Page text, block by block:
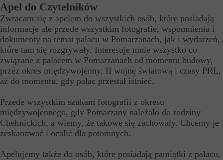
Apel do Czytelników
Zwracam się z apelem do wszystkich osób, które posiadają
informacje ale przede wszystkim fotografie, wspomnienia i
dokumenty na temat pałacu w Pomarzanach, jak i wydarzeń,
które tam się rozgrywały. Interesuje mnie wszystko co
związane z pałacem w Pomarzanach od momentu budowy,
przez okres międzywojenny, II wojnę światową i czasy PRL,
aż do momentu, gdy pałac przestał istnieć.
Przede wszystkim szukam fotografii z okresu
międzywojennego, gdy Pomarzany należało do rodziny
Chełmickich, a wiemy, że takowe się zachowały. Chcemy je
zeskanować i ocalić dla potomnych.
Apelujemy także do osób, które posiadają pamiątki z pałacu,